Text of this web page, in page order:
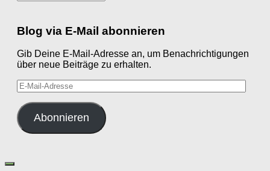
Blog via E-Mail abonnieren
Gib Deine E-Mail-Adresse an, um Benachrichtigungen
über neue Beiträge zu erhalten.
E-
Mail-
Adresse
Abonnieren